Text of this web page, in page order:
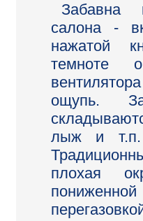
Забавна
салона -
нажатой
темноте
ощупь.
лыж и т.п.
плохая